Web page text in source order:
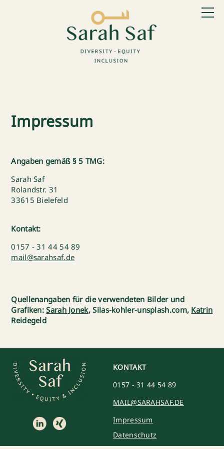
Impressum
Angaben gemäß § 5 TMG:
Sarah Saf
Rolandstr. 31
33615 Bielefeld
Kontakt:
0157 - 31 44 54 89
mail@sarahsaf.de
Quellenangaben für die verwendeten Bilder und
Grafiken:Sarah Jonek, Silas-kohler-unsplash.com, Katrin
Reidegeld
KONTAKT
0157 - 31 44 54 89
MAIL@SARAHSAF.DE
Impressum
Datenschutz